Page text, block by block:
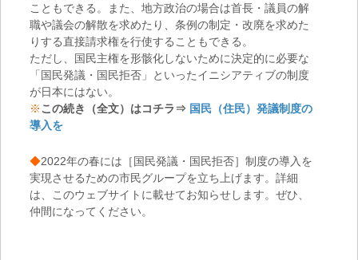
こともできる。また、地方政治の場合は首長・議員の解
職や議会の解散を求めたり、条例の制定・改廃を求めた
りする直接請求権を行使することもできる。
ただし、国民主権を形骸化しないために決定的に必要な
「国民発議・国民拒否」といったイニシアティブの制度
が日本にはない。
※この続き（全文）はコチラ⇒ 国民（住民）発議制度の
導入を
◆2022年の春には［国民発議・国民拒否］制度の導入を
実現させるための市民グループを立ち上げます。詳細
は、このウェブサイトに載せてお知らせします。ぜひ、
仲間になってください。